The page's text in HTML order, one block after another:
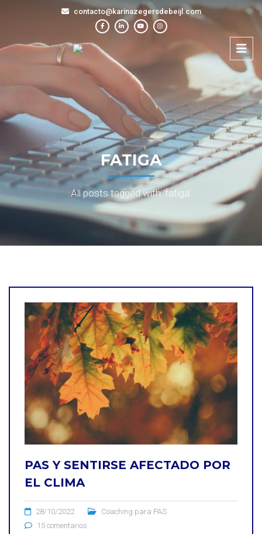
contacto@karinazegersdebeijl.com
FATIGA
All posts tagged with 'fatiga'
PAS Y SENTIRSE AFECTADO POR
EL CLIMA
28/10/2022
Coaching para PAS
15 comentarios